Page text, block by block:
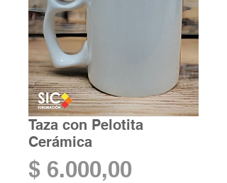
Taza con Pelotita
Cerámica
$ 6.000,00Precio